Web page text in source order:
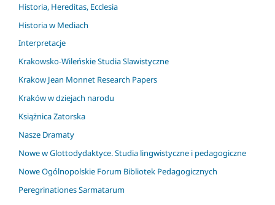
Historia, Hereditas, Ecclesia
Historia w Mediach
Interpretacje
Krakowsko-Wileńskie Studia Slawistyczne
Krakow Jean Monnet Research Papers
Kraków w dziejach narodu
Książnica Zatorska
Nasze Dramaty
Nowe w Glottodydaktyce. Studia lingwistyczne i pedagogiczne
Nowe Ogólnopolskie Forum Bibliotek Pedagogicznych
Peregrinationes Sarmatarum